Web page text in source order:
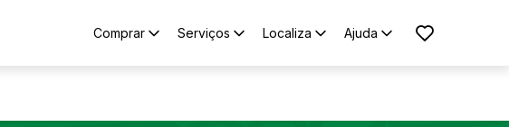
Comprar Serviços Localiza Ajuda